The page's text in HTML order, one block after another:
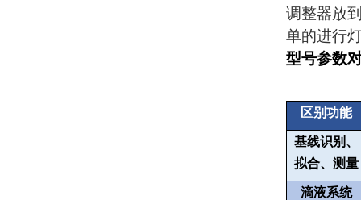
调整器放
单的进行
型号参数
区别功能
基线识别、
拟合、测量
滴液系统